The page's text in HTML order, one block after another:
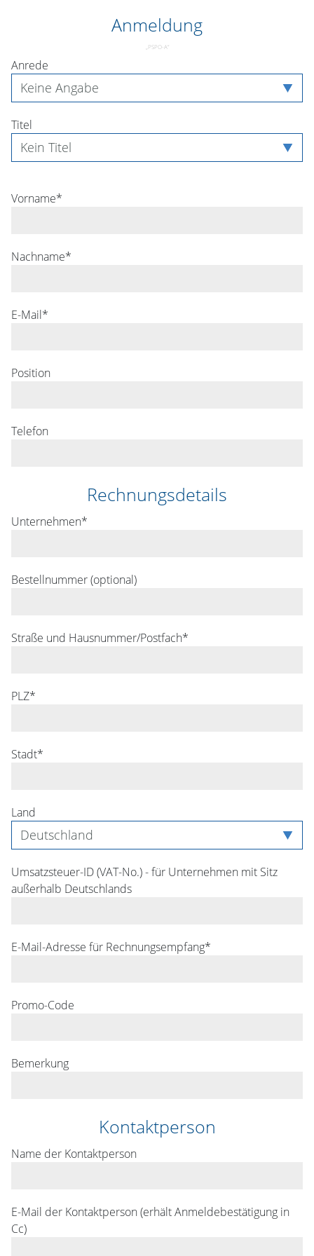
Anmeldung
„ PSPO-A”
Anrede
Titel
Vorname*
Nachname*
E-Mail*
Position
Telefon
Rechnungsdetails
Unternehmen*
Bestellnummer (optional)
Straße und Hausnummer/Postfach*
PLZ*
Stadt*
Land
Umsatzsteuer-ID (VAT-No.) - für Unternehmen mit Sitz
außerhalb Deutschlands
E-Mail-Adresse für Rechnungsempfang*
Promo-Code
Bemerkung
Kontaktperson
Name der Kontaktperson
E-Mail der Kontaktperson (erhält Anmeldebestätigung in
Cc)